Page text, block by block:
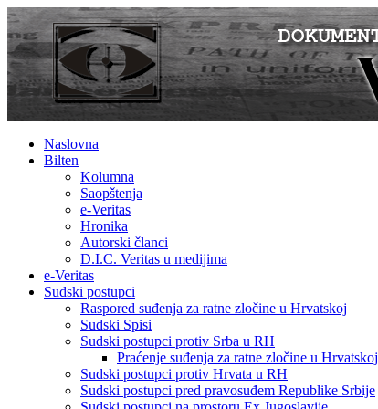
Naslovna
Bilten
Kolumna
Saopštenja
e-Veritas
Hronika
Autorski članci
D.I.C. Veritas u medijima
e-Veritas
Sudski postupci
Raspored suđenja za ratne zločine u Hrvatskoj
Sudski Spisi
Sudski postupci protiv Srba u RH
Praćenje suđenja za ratne zločine u Hrvatskoj
Sudski postupci protiv Hrvata u RH
Sudski postupci pred pravosuđem Republike Srbije